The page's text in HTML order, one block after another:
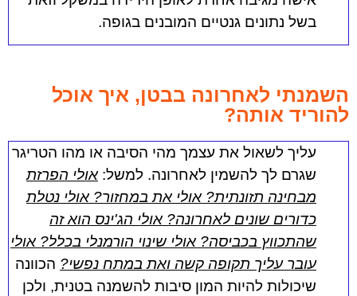
בשל נתונים גנטיים המובנים בגופה.
השמנתי לאחרונה בבטן, איך אוכל
להוריד אותה?
עליך לשאול את עצמך מהי הסיבה או מהו הטריגר
שגרם לך להשמין לאחרונה. למשל: אולי הפרזת
מבחינה תזונתית? אולי את במחזור? אולי נטלת
כדורים שונים לאחרונה? אולי הג'ינס הוא זה
שהתכווץ בכביסה? אולי שינוי הורמנלי בכלל? אולי
עובר עליך תקופה קשה ואת במתח נפשי? הכוונה
שיכולות להיות המון סיבות להשמנה בטנית, ולכן